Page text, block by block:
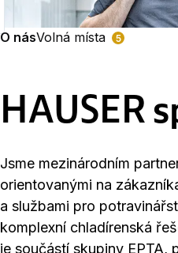
O násVolná místa 5
HAUSER
Jsme mezinárodním
orientovanými na
a službami pro
komplexní chladírenská
je součástí skupiny EPTA,